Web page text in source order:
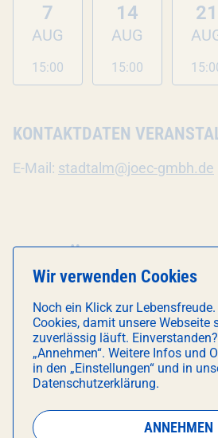
7
AUG
15:00
14
AUG
15:00
21
KONTAKTDATEN
E-Mail: stadtalm@joec-gmbh.de
DAS KÖNNTE DICH
INTERESSIEREN
Führung
Veranstaltung
Schaftour auf die Stadt-
Hochalm mit unserem
(45 Min. / Gruppentour)
, 15:00 Uhr
Wir verwenden Cookies
Noch ein Klick zur
Cookies, damit unsere Webseite
zuverlässig läuft.
„Annehmen“. Weitere Infos und
in den „Einstellungen“ und in
Datenschutzerklärung.
ANNEHMEN